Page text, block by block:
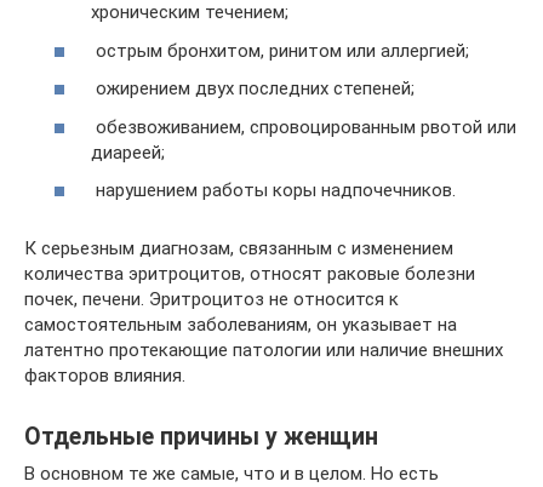
хроническим течением;
острым бронхитом, ринитом или аллергией;
ожирением двух последних степеней;
обезвоживанием, спровоцированным рвотой или
диареей;
нарушением работы коры надпочечников.
К серьезным диагнозам, связанным с изменением
количества эритроцитов, относят раковые болезни
почек, печени. Эритроцитоз не относится к
самостоятельным заболеваниям, он указывает на
латентно протекающие патологии или наличие внешних
факторов влияния.
Отдельные причины у женщин
В основном те же самые, что и в целом. Но есть